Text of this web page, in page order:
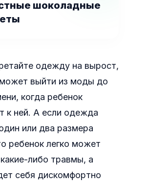
шоколадные
одежду на вырост,
выйти из моды до
когда ребенок
к ней. А если одежда
или два размера
ребенок легко может
либо травмы, а
себя дискомфортно